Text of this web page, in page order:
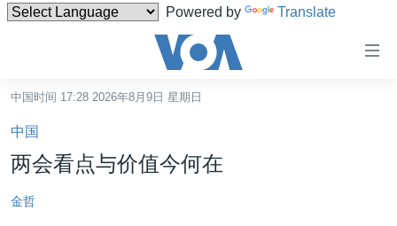
Powered by Translate
碍
链
接
跳
台湾
中国时间 17:28 2026年8月9日 星期日
中国
两会看点与价值今何在
金哲